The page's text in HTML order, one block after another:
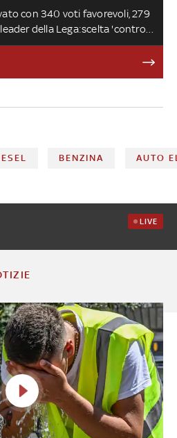
con 340 voti favorevoli, 279
della Lega:scelta 'contro
ed europei, a
e degli interessi
di emissione di Co2 per
BENZINA AUTO
LIVE